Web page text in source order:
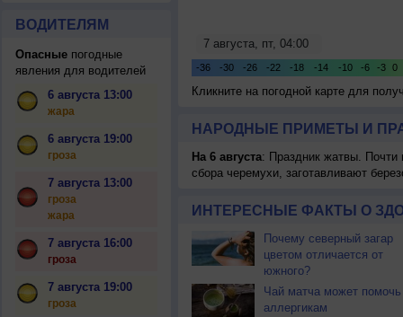
ВОДИТЕЛЯМ
Опасныепогодные
явления для водителей
6 августа 13:00
жара
6 августа 19:00
гроза
7 августа 13:00
гроза
жара
7 августа 16:00
гроза
7 августа 19:00
гроза
Кликните на погодной карте для
НАРОДНЫЕ ПРИМЕТЫ И
На 6 августа: Праздник жатвы. Почти
сбора черемухи, заготавливают
ИНТЕРЕСНЫЕ ФАКТЫ О
Почему северный загар
цветом отличается от
южного?
Чай матча может помочь
аллергикам